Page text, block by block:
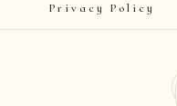
Privacy Policy